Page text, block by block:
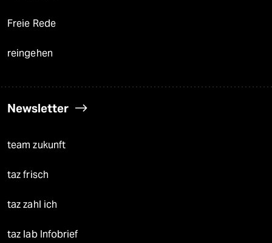
Freie Rede
reingehen
Newsletter
team zukunft
taz frisch
taz zahl ich
taz lab Infobrief